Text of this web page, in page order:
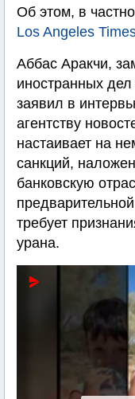
Об этом, в
Los Angeles
Аббас Аракчи,
иностранных
заявил в
агентству
настаивает на
санкций,
банковскую
требует
урана.